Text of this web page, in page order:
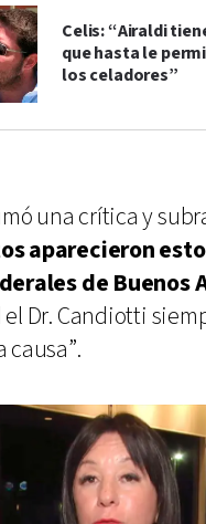
Celis: “Airaldi
que hasta le
los celadores”
una crítica y
aparecieron
de Buenos
Dr. Candiotti
causa”.